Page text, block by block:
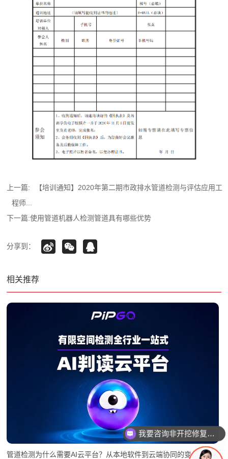
上一篇:
【培训通知】2020年第二期市政排水管道检测与评估应用工
程师...
下一篇:使用管道机器人检测管道具有哪些优势
分享到：
相关推荐
管道检测为什么需要AI云平台？从本地软件到云端协同的变化
我要咨询智能电机产品